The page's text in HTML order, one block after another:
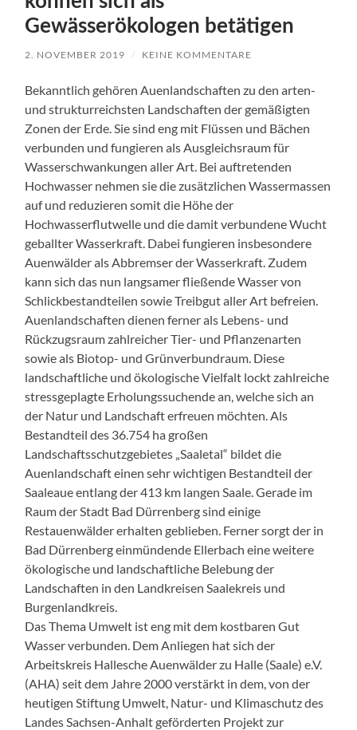
Gewässerökologen betätigen
2. NOVEMBER 2019 / KEINE KOMMENTARE
Bekanntlich gehören Auenlandschaften zu den arten-
und strukturreichsten Landschaften der gemäßigten
Zonen der Erde. Sie sind eng mit Flüssen und Bächen
verbunden und fungieren als Ausgleichsraum für
Wasserschwankungen aller Art. Bei auftretenden
Hochwasser nehmen sie die zusätzlichen Wassermassen
auf und reduzieren somit die Höhe der
Hochwasserflutwelle und die damit verbundene Wucht
geballter Wasserkraft. Dabei fungieren insbesondere
Auenwälder als Abbremser der Wasserkraft. Zudem
kann sich das nun langsamer fließende Wasser von
Schlickbestandteilen sowie Treibgut aller Art befreien.
Auenlandschaften dienen ferner als Lebens- und
Rückzugsraum zahlreicher Tier- und Pflanzenarten
sowie als Biotop- und Grünverbundraum. Diese
landschaftliche und ökologische Vielfalt lockt zahlreiche
stressgeplagte Erholungssuchende an, welche sich an
der Natur und Landschaft erfreuen möchten. Als
Bestandteil des 36.754 ha großen
Landschaftsschutzgebietes „Saaletal“ bildet die
Auenlandschaft einen sehr wichtigen Bestandteil der
Saaleaue entlang der 413 km langen Saale. Gerade im
Raum der Stadt Bad Dürrenberg sind einige
Restauenwälder erhalten geblieben. Ferner sorgt der in
Bad Dürrenberg einmündende Ellerbach eine weitere
ökologische und landschaftliche Belebung der
Landschaften in den Landkreisen Saalekreis und
Burgenlandkreis.
Das Thema Umwelt ist eng mit dem kostbaren Gut
Wasser verbunden. Dem Anliegen hat sich der
Arbeitskreis Hallesche Auenwälder zu Halle (Saale) e.V.
(AHA) seit dem Jahre 2000 verstärkt in dem, von der
heutigen Stiftung Umwelt, Natur- und Klimaschutz des
Landes Sachsen-Anhalt geförderten Projekt zur